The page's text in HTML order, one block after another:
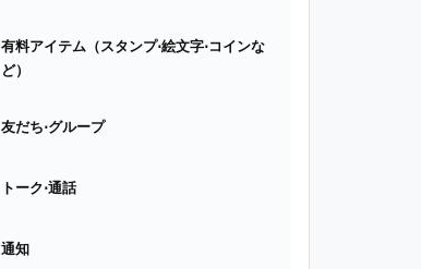
有料アイテム（スタンプ⋅絵文字⋅コインな
ど）
友だち⋅グループ
トーク⋅通話
通知